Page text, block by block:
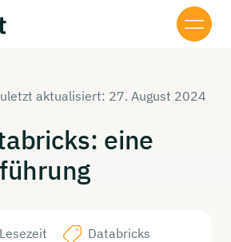
aktualisiert: 27. August 2024
eine
Databricks